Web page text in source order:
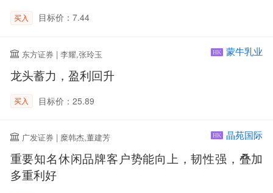
买入 目标价：7.44
东方证券 | 李耀,张玲玉 HK 蒙牛乳业
龙头蓄力，盈利回升
买入 目标价：25.89
广发证券 | 糜韩杰,董建芳 HK 晶苑国际
重要知名休闲品牌客户势能向上，韧性强，叠加
多重利好